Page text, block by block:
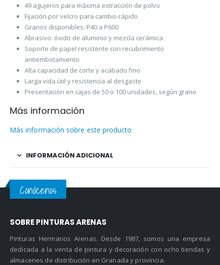
49 agujeros para máxima extracción de polvo
Fijación por velcro para cambio rápido
Granos disponibles: P40 a P600
Abrasivo: óxido de aluminio y mezcla cerámica
Soporte de papel resistente con recubrimiento
antiembotamiento
Alta capacidad de corte y acabado fino
Larga vida útil y resistencia al desgaste
Presentación en cajas de 50 o 100 unidades, según grano
Más información
Más información sobre este producto
INFORMACIÓN ADICIONAL
Conócenos
SOBRE PINTURAS ARENAS
Pinturas Hermanos Arenas. Desde 1987, somos una empresa
dedicada a la venta de pintura y decoración con ocho tiendas y
almacenes de distribución en Granada y provincia.